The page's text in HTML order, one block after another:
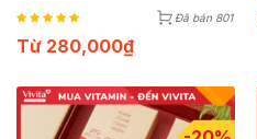
Đã bán 801
Từ 280,000₫